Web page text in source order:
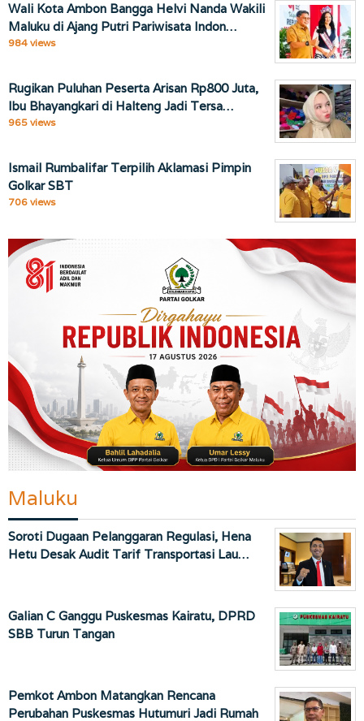
Wali Kota Ambon Bangga Helvi Nanda Wakili
Maluku di Ajang Putri Pariwisata Indon…
984 views
Rugikan Puluhan Peserta Arisan Rp800 Juta,
Ibu Bhayangkari di Halteng Jadi Tersa…
965 views
Ismail Rumbalifar Terpilih Aklamasi Pimpin
Golkar SBT
706 views
Maluku
Soroti Dugaan Pelanggaran Regulasi, Hena
Hetu Desak Audit Tarif Transportasi Lau…
Galian C Ganggu Puskesmas Kairatu, DPRD
SBB Turun Tangan
Pemkot Ambon Matangkan Rencana
Perubahan Puskesmas Hutumuri Jadi Rumah